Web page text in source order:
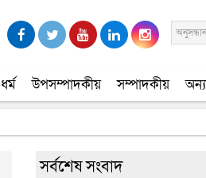
ধর্ম উপসম্পাদকীয় সম্পাদকীয়
সর্বশেষ সংবাদ